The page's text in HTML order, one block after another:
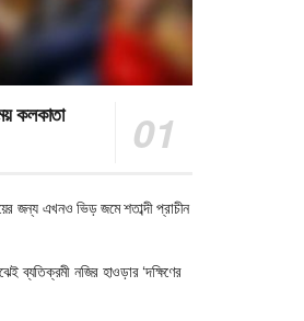
কলকাতা
জন্য এখনও ভিড় জমে শতাব্দী প্রাচীন
ব্যতিক্রমী নজির হাওড়ার ‘দক্ষিণের